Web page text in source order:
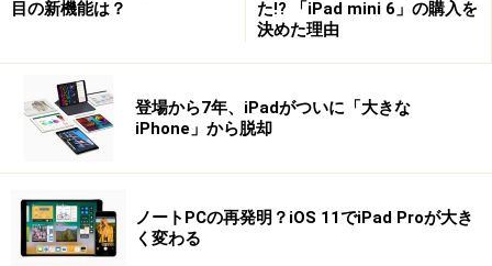
新しいiPad Proは11インチ、13インチモデル共に5mm台とい
その薄さにも貢献していると見られるのがディスプレイ
で、新たに液晶ではなくスマートフォンで一般的となっ
「タンデムOLED」という技術を採用することで、より鮮
明かつ美しい表示を実現しているようです。
目の新機能は？
た!? 「iPad mini 6」の購入を
決めた理由
登場から7年、iPadがついに「大きな
iPhone」から脱却
ノートPCの再発明？iOS 11でiPad Proが大き
く変わる